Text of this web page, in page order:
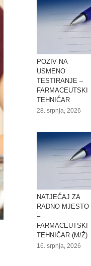
POZIV NA
USMENO
TESTIRANJE –
FARMACEUTSKI
TEHNIČAR
28. srpnja, 2026
NATJEČAJ ZA
RADNO MJESTO
–
FARMACEUTSKI
TEHNIČAR (M/Ž)
16. srpnja, 2026